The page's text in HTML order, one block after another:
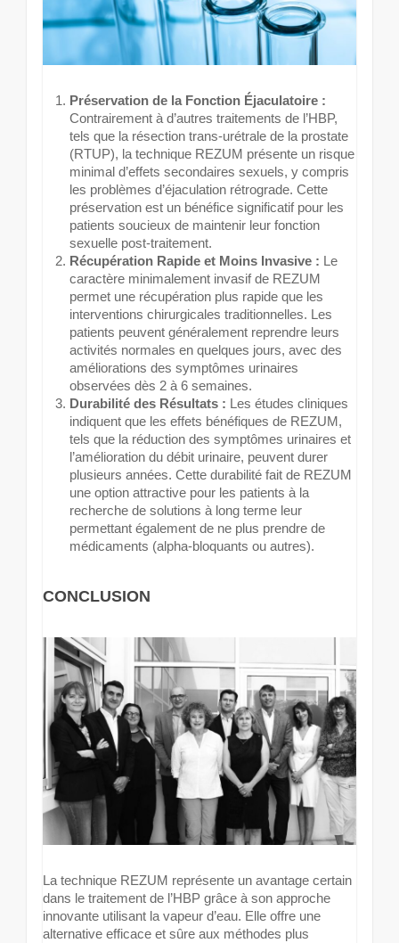
Préservation de la Fonction Éjaculatoire :
Contrairement à d’autres traitements de l’HBP,
tels que la résection trans-urétrale de la prostate
(RTUP), la technique REZUM présente un risque
minimal d’effets secondaires sexuels, y compris
les problèmes d’éjaculation rétrograde. Cette
préservation est un bénéfice significatif pour les
patients soucieux de maintenir leur fonction
sexuelle post-traitement.
Récupération Rapide et Moins Invasive : Le
caractère minimalement invasif de REZUM
permet une récupération plus rapide que les
interventions chirurgicales traditionnelles. Les
patients peuvent généralement reprendre leurs
activités normales en quelques jours, avec des
améliorations des symptômes urinaires
observées dès 2 à 6 semaines.
Durabilité des Résultats : Les études cliniques
indiquent que les effets bénéfiques de REZUM,
tels que la réduction des symptômes urinaires et
l’amélioration du débit urinaire, peuvent durer
plusieurs années. Cette durabilité fait de REZUM
une option attractive pour les patients à la
recherche de solutions à long terme leur
permettant également de ne plus prendre de
médicaments (alpha-bloquants ou autres).
CONCLUSION
La technique REZUM représente un avantage certain
dans le traitement de l’HBP grâce à son approche
innovante utilisant la vapeur d’eau. Elle offre une
alternative efficace et sûre aux méthodes plus